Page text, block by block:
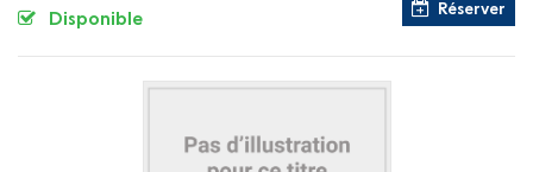
Réserver
Disponible